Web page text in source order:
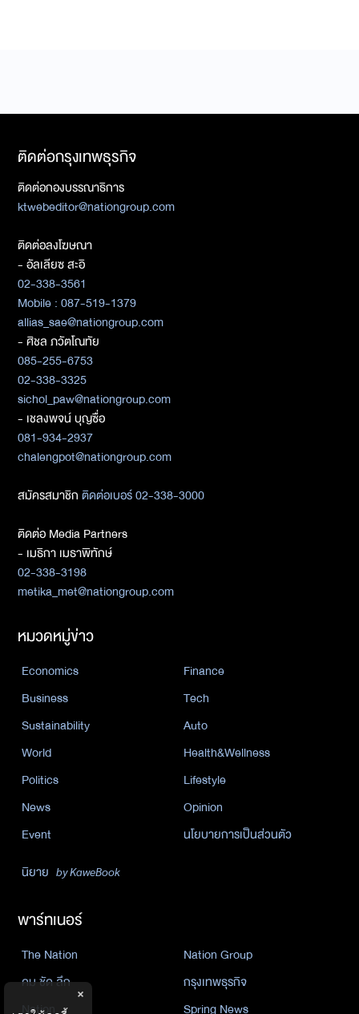
ติดต่อกรุงเทพธุรกิจ
ติดต่อกองบรรณาธิการ
ktwebeditor@nationgroup.com
ติดต่อลงโฆษณา
- อัลเลียซ สะอิ
02-338-3561
Mobile : 087-519-1379
allias_sae@nationgroup.com
- ศิชล ภวัตโณทัย
085-255-6753
02-338-3325
sichol_paw@nationgroup.com
- เชลงพจน์ บุญซื่อ
081-934-2937
chalengpot@nationgroup.com
สมัครสมาชิกติดต่อเบอร์ 02-338-3000
ติดต่อ Media Partners
- เมธิกา เมธาพิทักษ์
02-338-3198
metika_met@nationgroup.com
หมวดหมู่ข่าว
Economics
Finance
Business
Tech
Sustainability
Auto
World
Health&Wellness
Politics
Lifestyle
News
Opinion
Event
นโยบายการเป็นส่วนตัว
นิยาย by KaweBook
พาร์ทเนอร์
The Nation
Nation Group
คม ชัด ลึก
กรุงเทพธุรกิจ
Nation
Spring News
×